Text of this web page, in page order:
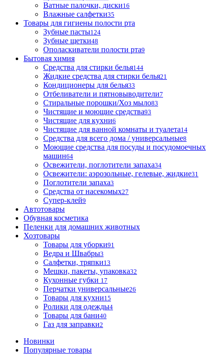
Ватные палочки, диски16
Влажные салфетки35
Товары для гигиены полости рта
Зубные пасты124
Зубные щетки48
Ополаскиватели полости рта9
Бытовая химия
Средства для стирки белья144
Жидкие средства для стирки белья21
Кондиционеры для белья33
Отбеливатели и пятновыводители7
Стиральные порошки/Хоз мыло83
Чистящие и моющие средства93
Чистящие для кухни6
Чистящие для ванной комнаты и туалета14
Средства для всего дома / универсальные8
Моющие средства для посуды и посудомоечных
машин64
Освежители, поглотители запаха34
Освежители: аэрозольные, гелевые, жидкие31
Поглотители запаха3
Средства от насекомых27
Супер-клей9
Автотовары
Обувная косметика
Пеленки для домашних животных
Хозтовары
Товары для уборки91
Ведра и Швабры3
Салфетки, тряпки13
Мешки, пакеты, упаковка32
Кухонные губки 17
Перчатки универсальные26
Товары для кухни15
Ролики для одежды4
Товары для бани40
Газ для заправки2
Новинки
Популярные товары